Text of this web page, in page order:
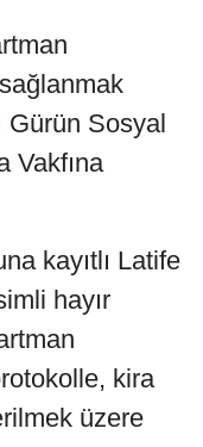
Gürün Sosyal
Vakfına
kayıtlı Latife
hayır
kira
üzere